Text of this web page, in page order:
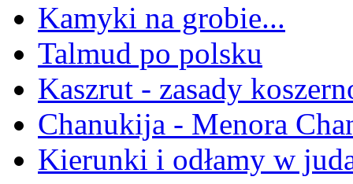
Kamyki na grobie...
Talmud po polsku
Kaszrut - zasady
Chanukija - Menora
Kierunki i odłamy w